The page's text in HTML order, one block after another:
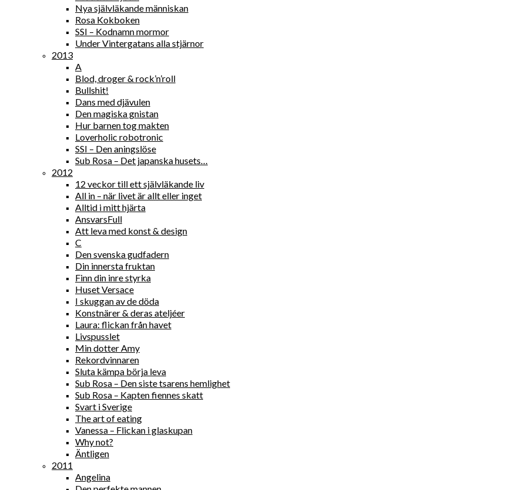
Nya självläkande människan
Rosa Kokboken
SSI – Kodnamn mormor
Under Vintergatans alla stjärnor
2013
A
Blod, droger & rock’n’roll
Bullshit!
Dans med djävulen
Den magiska gnistan
Hur barnen tog makten
Loverholic robotronic
SSI – Den aningslöse
Sub Rosa – Det japanska husets…
2012
12 veckor till ett självläkande liv
All in – när livet är allt eller inget
Alltid i mitt hjärta
AnsvarsFull
Att leva med konst & design
C
Den svenska gudfadern
Din innersta fruktan
Finn din inre styrka
Huset Versace
I skuggan av de döda
Konstnärer & deras ateljéer
Laura: flickan från havet
Livspusslet
Min dotter Amy
Rekordvinnaren
Sluta kämpa börja leva
Sub Rosa – Den siste tsarens hemlighet
Sub Rosa – Kapten fiennes skatt
Svart i Sverige
The art of eating
Vanessa – Flickan i glaskupan
Why not?
Äntligen
2011
Angelina